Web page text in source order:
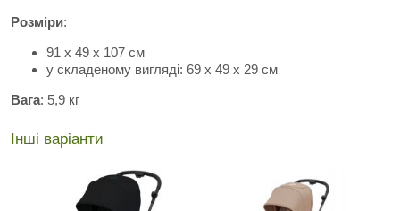
Розміри:
91 х 49 х 107 см
у складеному вигляді: 69 х 49 х 29 см
Вага: 5,9 кг
Інші варіанти